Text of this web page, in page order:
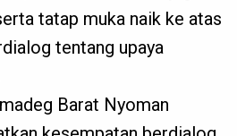
tatap muka naik ke atas
tentang upaya
Barat Nyoman
kesempatan berdialog